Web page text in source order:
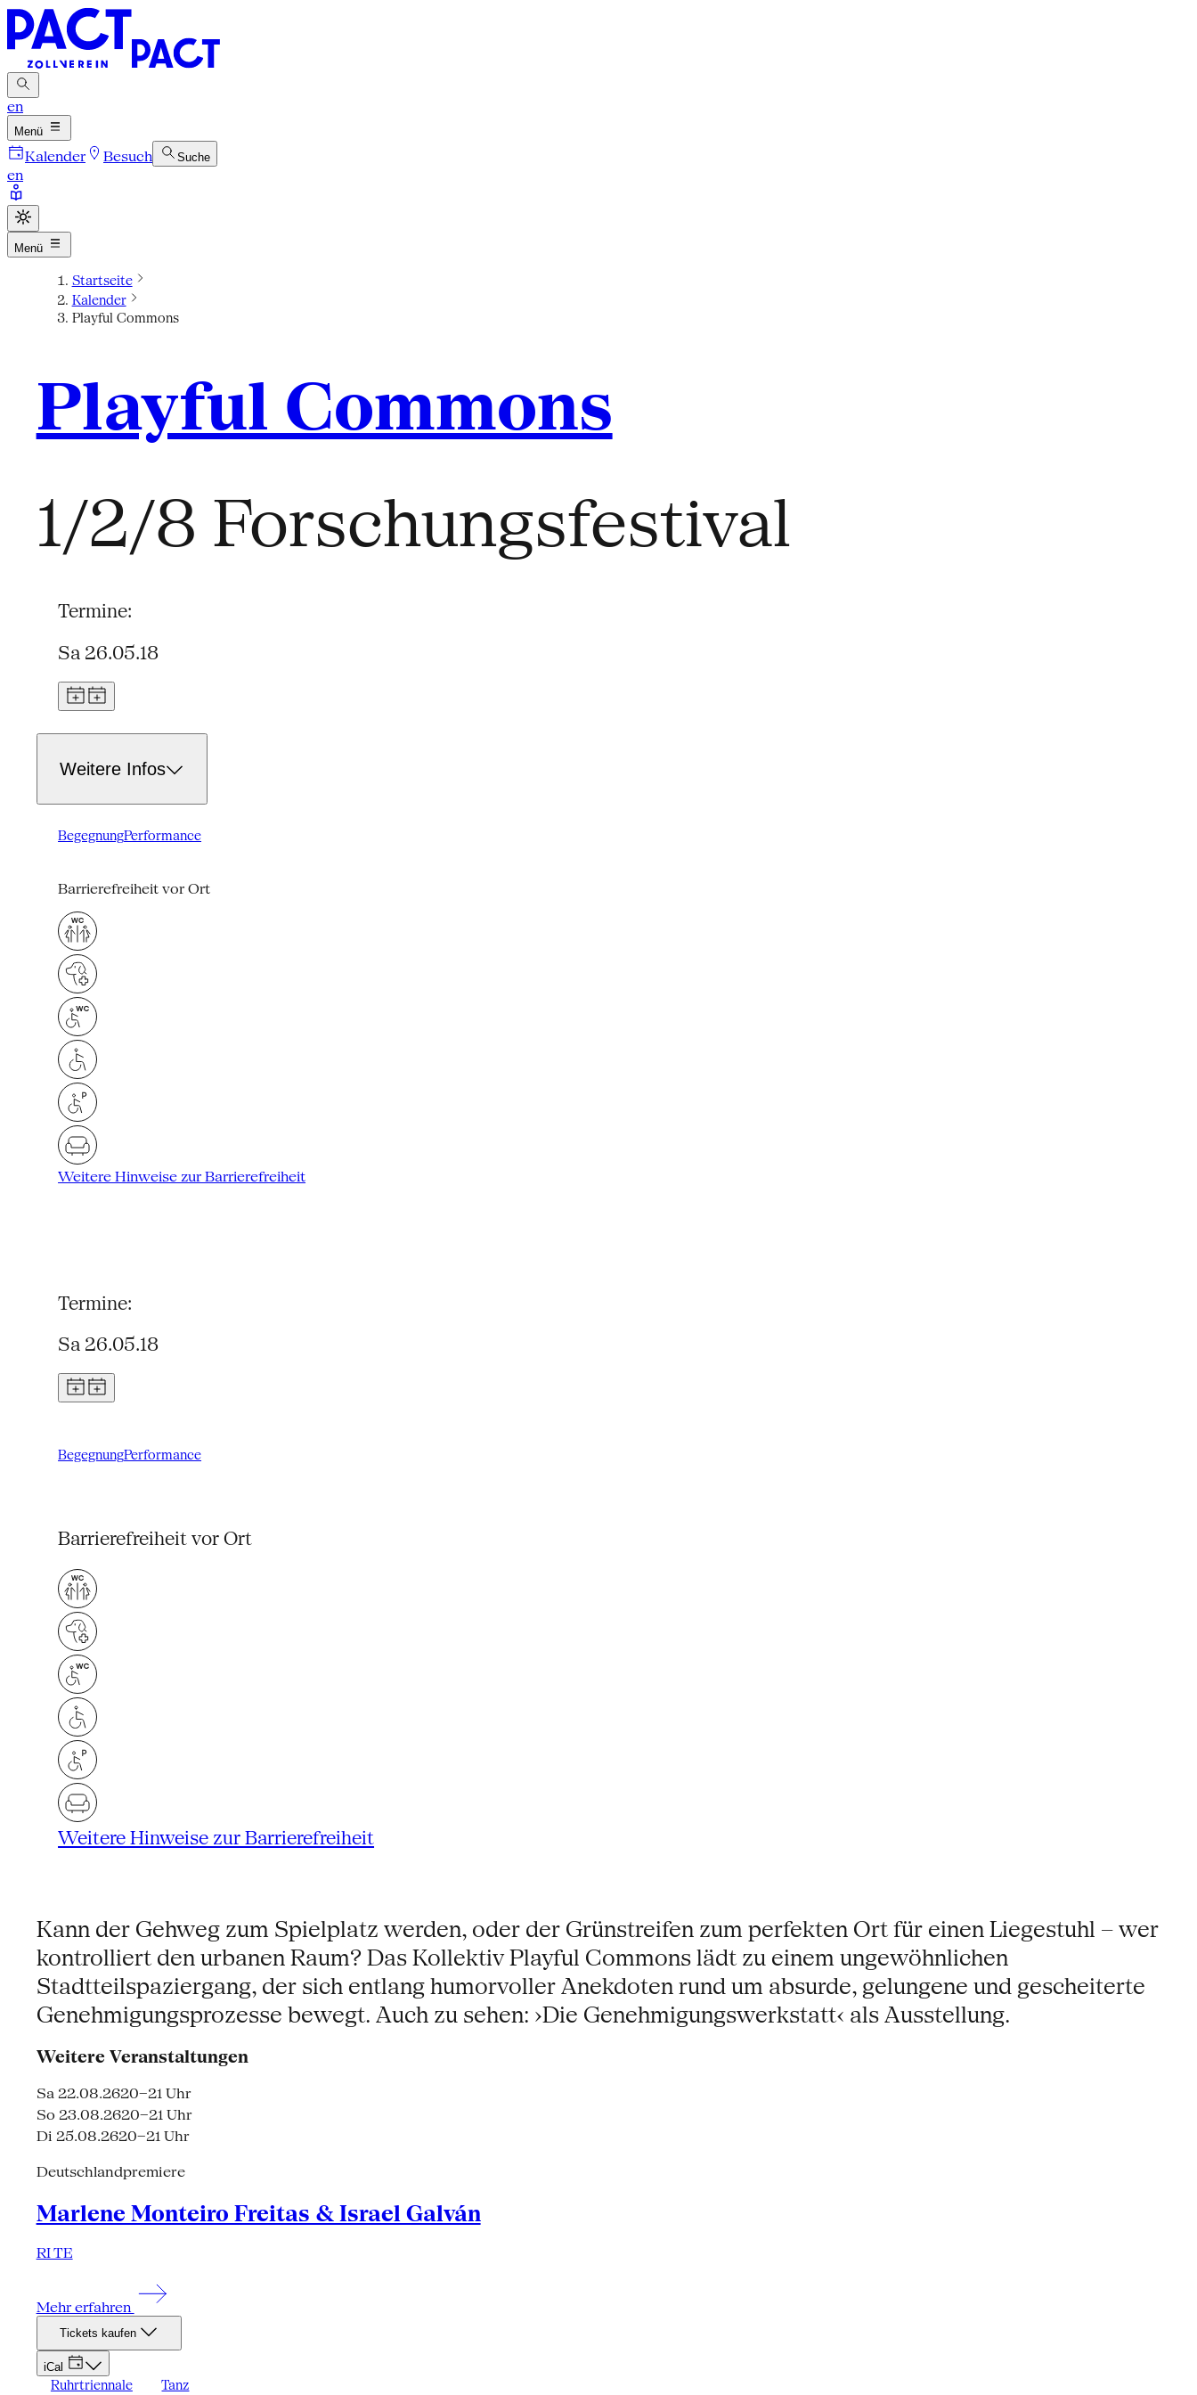
en
Menü
Kalender Besuch Suche
en
Menü
Startseite
Kalender
Playful Commons
Playful Commons
1/2/8 Forschungsfestival
Termine:
Sa 26.05.18
Weitere Infos
BegegnungPerformance
Barrierefreiheit vor Ort
Weitere Hinweise zur Barrierefreiheit
Termine:
Sa 26.05.18
BegegnungPerformance
Barrierefreiheit vor Ort
Weitere Hinweise zur Barrierefreiheit
Kann der Gehweg zum Spielplatz werden, oder der Grünstreifen zum perfekten Ort für einen Liegestuhl – wer
kontrolliert den urbanen Raum? Das Kollektiv Playful Commons lädt zu einem ungewöhnlichen
Stadtteilspaziergang, der sich entlang humorvoller Anekdoten rund um absurde, gelungene und gescheiterte
Genehmigungsprozesse bewegt. Auch zu sehen: ›Die Genehmigungswerkstatt‹ als Ausstellung.
Weitere Veranstaltungen
Sa 22.08.2620–21 Uhr
So 23.08.2620–21 Uhr
Di 25.08.2620–21 Uhr
Deutschlandpremiere
Marlene Monteiro Freitas & Israel Galván
RI TE
Mehr erfahren
Tickets kaufen
iCal
Ruhrtriennale Tanz